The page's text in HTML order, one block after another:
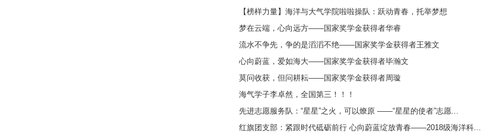
【榜样力量】海洋与大气学院啦啦操队：跃动青春，托举梦想
梦在云端，心向远方——国家奖学金获得者华睿
流水不争先，争的是滔滔不绝——国家奖学金获得者王雅文
心向蔚蓝，爱如海大——国家奖学金获得者毕瀚文
莫问收获，但问耕耘——国家奖学金获得者周璇
海气学子李卓然，全国第三！！！
先进志愿服务队：“星星”之火，可以燎原 ——“星星的使者”志愿...
红旗团支部：紧跟时代砥砺前行 心向蔚蓝绽放青春——2018级海洋科...